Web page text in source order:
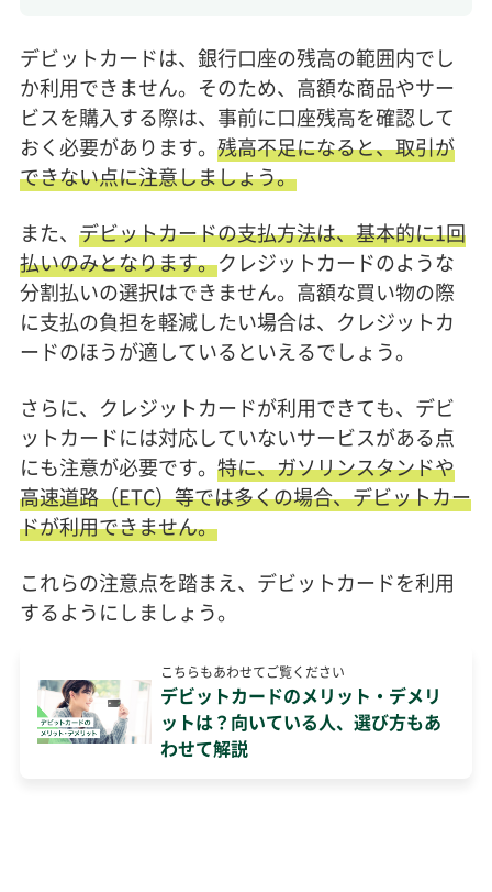
デビットカードは、銀行口座の残高の範囲内でし
か利用できません。そのため、高額な商品やサー
ビスを購入する際は、事前に口座残高を確認して
おく必要があります。 残高不足になると、取引が
できない点に注意しましょう。
また、 デビットカードの支払方法は、基本的に1回
払いのみとなります。クレジットカードのような
分割払いの選択はできません。高額な買い物の際
に支払の負担を軽減したい場合は、クレジットカ
ードのほうが適しているといえるでしょう。
さらに、クレジットカードが利用できても、デビ
ットカードには対応していないサービスがある点
にも注意が必要です。 特に、ガソリンスタンドや
高速道路（ETC）等では多くの場合、デビットカー
ドが利用できません。
これらの注意点を踏まえ、デビットカードを利用
するようにしましょう。
こちらもあわせてご覧ください
デビットカードのメリット・デメリ
ットは？向いている人、選び方もあ
わせて解説